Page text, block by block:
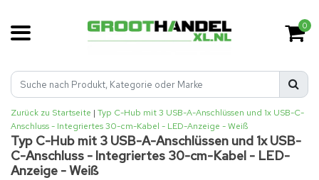
0
Zurück zu Startseite | Typ C-Hub mit 3 USB-A-Anschlüssen und 1x USB-C-
Anschluss - Integriertes 30-cm-Kabel - LED-Anzeige - Weiß
Typ C-Hub mit 3 USB-A-Anschlüssen und 1x USB-
C-Anschluss - Integriertes 30-cm-Kabel - LED-
Anzeige - Weiß